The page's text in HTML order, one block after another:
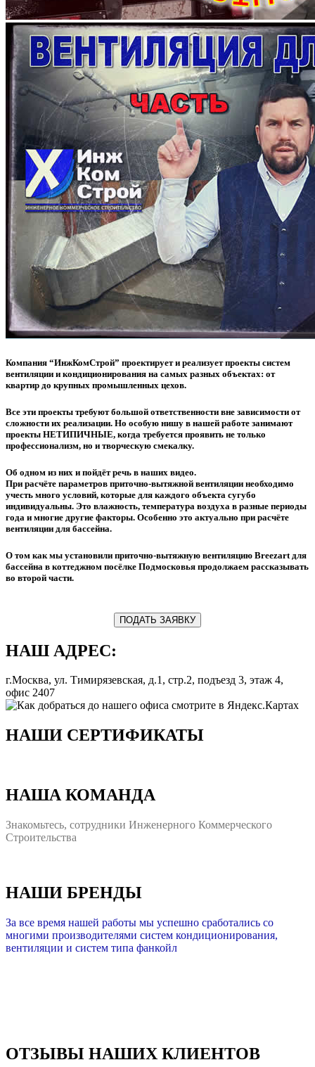
Компания “ИнжКомСтрой” проектирует и реализует проекты систем
вентиляции и кондиционирования на самых разных объектах: от
квартир до крупных промышленных цехов.
Все эти проекты требуют большой ответственности вне зависимости от
сложности их реализации. Но особую нишу в нашей работе занимают
проекты НЕТИПИЧНЫЕ, когда требуется проявить не только
профессионализм, но и творческую смекалку.
Об одном из них и пойдёт речь в наших видео.
При расчёте параметров приточно-вытяжной вентиляции необходимо
учесть много условий, которые для каждого объекта сугубо
индивидуальны. Это влажность, температура воздуха в разные периоды
года и многие другие факторы. Особенно это актуально при расчёте
вентиляции для бассейна.
О том как мы установили приточно-вытяжную вентиляцию Breezart для
бассейна в коттеджном посёлке Подмосковья продолжаем рассказывать
во второй части.
ПОДАТЬ ЗАЯВКУ
НАШ АДРЕС:
г.Москва, ул. Тимирязевская, д.1, стр.2, подъезд 3, этаж 4,
офис 2407
НАШИ СЕРТИФИКАТЫ
НАША КОМАНДА
Знакомьтесь, сотрудники Инженерного Коммерческого
Строительства
НАШИ БРЕНДЫ
За все время нашей работы мы успешно сработались со
многими производителями систем кондиционирования,
вентиляции и систем типа фанкойл
ОТЗЫВЫ НАШИХ КЛИЕНТОВ